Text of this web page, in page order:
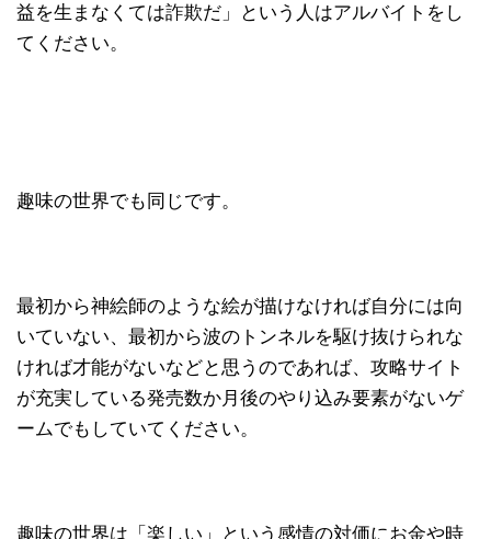
益を生まなくては詐欺だ」という人はアルバイトをし
てください。
趣味の世界でも同じです。
最初から神絵師のような絵が描けなければ自分には向
いていない、最初から波のトンネルを駆け抜けられな
ければ才能がないなどと思うのであれば、攻略サイト
が充実している発売数か月後のやり込み要素がないゲ
ームでもしていてください。
趣味の世界は「楽しい」という感情の対価にお金や時